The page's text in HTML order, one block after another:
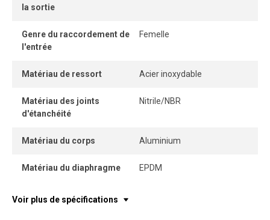
la sortie
Genre du raccordement de
l'entrée
Femelle
Matériau de ressort Acier inoxydable
Matériau des joints
d'étanchéité
Nitrile/NBR
Matériau du corps Aluminium
Matériau du diaphragme EPDM
Voir plus de spécifications